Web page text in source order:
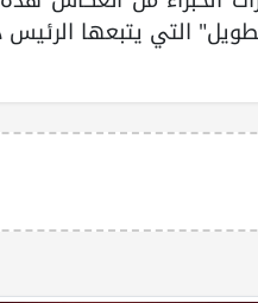
التي يتبعها الرئيس